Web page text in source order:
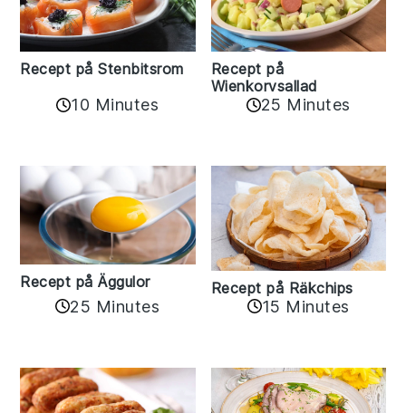
Recept på Stenbitsrom
10 Minutes
Recept på
Wienkorvsallad
25 Minutes
Recept på Äggulor
25 Minutes
Recept på Räkchips
15 Minutes